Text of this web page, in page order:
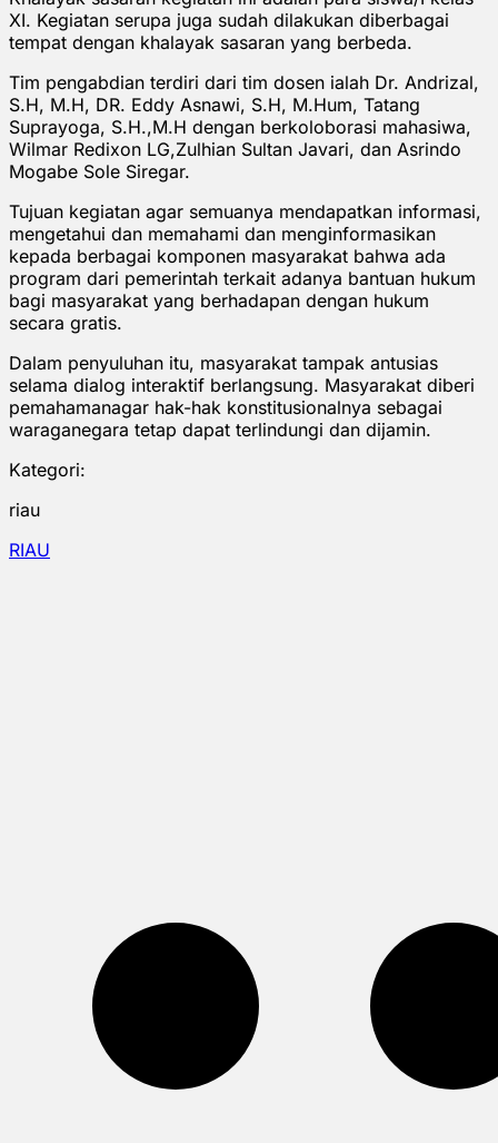
XI. Kegiatan serupa juga sudah dilakukan diberbagai
tempat dengan khalayak sasaran yang berbeda.
Tim pengabdian terdiri dari tim dosen ialah Dr. Andrizal,
S.H, M.H, DR. Eddy Asnawi, S.H, M.Hum, Tatang
Suprayoga, S.H.,M.H dengan berkoloborasi mahasiwa,
Wilmar Redixon LG,Zulhian Sultan Javari, dan Asrindo
Mogabe Sole Siregar.
Tujuan kegiatan agar semuanya mendapatkan informasi,
mengetahui dan memahami dan menginformasikan
kepada berbagai komponen masyarakat bahwa ada
program dari pemerintah terkait adanya bantuan hukum
bagi masyarakat yang berhadapan dengan hukum
secara gratis.
Dalam penyuluhan itu, masyarakat tampak antusias
selama dialog interaktif berlangsung. Masyarakat diberi
pemahamanagar hak-hak konstitusionalnya sebagai
waraganegara tetap dapat terlindungi dan dijamin.
Kategori:
riau
RIAU